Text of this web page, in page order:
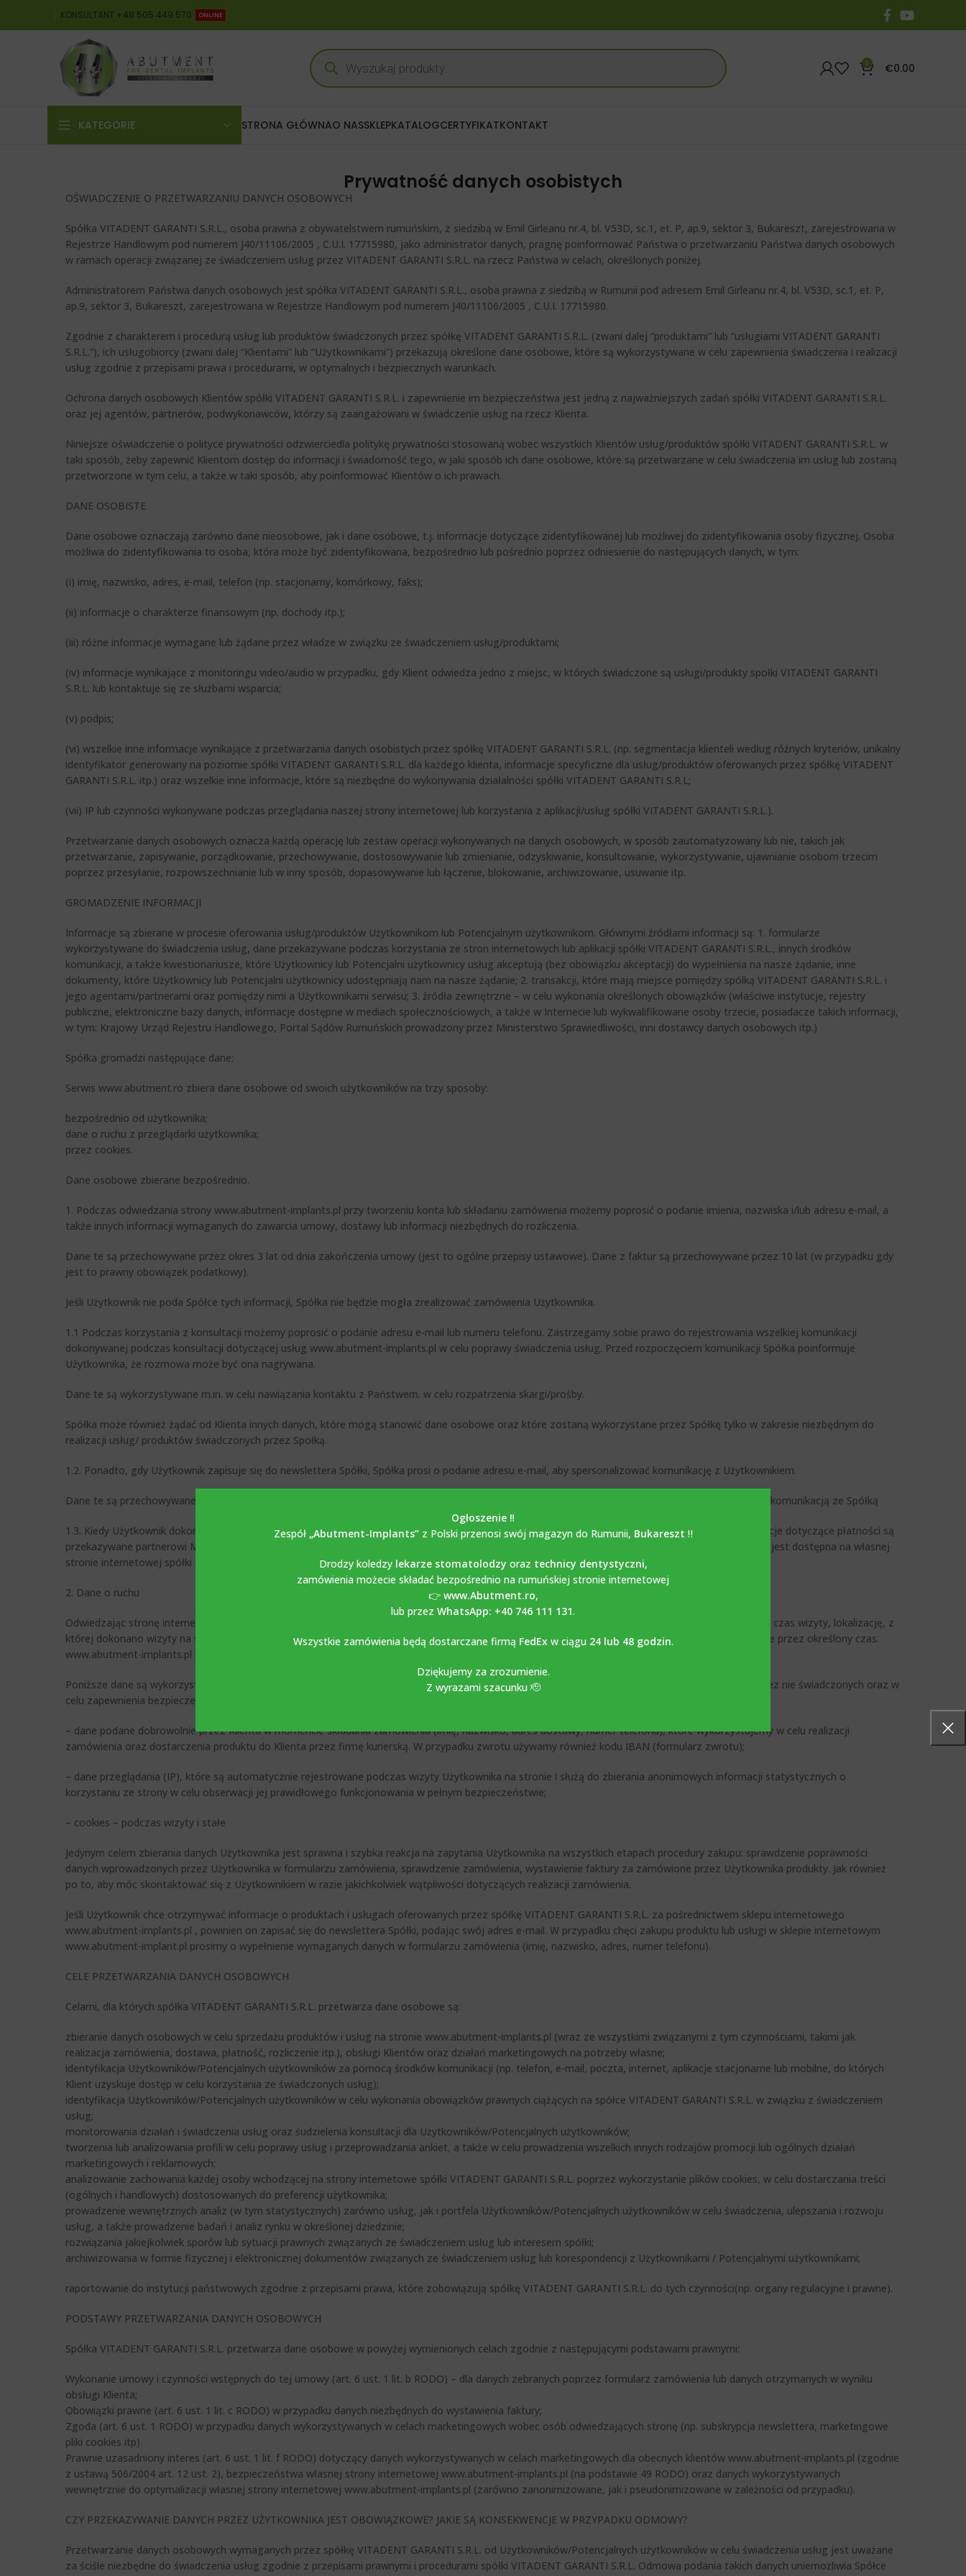
Ogłoszenie ‼️
Zespół „Abutment-Implants”z Polski przenosi swój magazyn do Rumunii, Bukareszt ‼️
Drodzy koledzy lekarze stomatolodzy oraz technicy dentystyczni,
zamówienia możecie składać bezpośrednio na rumuńskiej stronie internetowej
👉 www.Abutment.ro,
lub przez WhatsApp: +40 746 111 131.
Wszystkie zamówienia będą dostarczane firmą FedExw ciągu 24 lub 48 godzin.
Dziękujemy za zrozumienie.
Z wyrazami szacunku 🫡
KONSULTANT +48 505 449 570 ONLINE
0 €0.00
KATEGORIE STRONA GŁÓWNAO NASSKLEPKATALOGCERTYFIKATKONTAKT
Prywatność danych osobistych
OŚWIADCZENIE O PRZETWARZANIU DANYCH OSOBOWYCH
Spółka VITADENT GARANTI S.R.L., osoba prawna z obywatelstwem rumuńskim, z siedzibą w Emil Girleanu nr.4, bl. V53D, sc.1, et. P, ap.9, sektor 3, Bukareszt, zarejestrowana w
Rejestrze Handlowym pod numerem J40/11106/2005 , C.U.I. 17715980, jako administrator danych, pragnę poinformować Państwa o przetwarzaniu Państwa danych osobowych
w ramach operacji związanej ze świadczeniem usług przez VITADENT GARANTI S.R.L. na rzecz Państwa w celach, określonych poniżej.
Administratorem Państwa danych osobowych jest spółka VITADENT GARANTI S.R.L., osoba prawna z siedzibą w Rumunii pod adresem Emil Girleanu nr.4, bl. V53D, sc.1, et. P,
ap.9, sektor 3, Bukareszt, zarejestrowana w Rejestrze Handlowym pod numerem J40/11106/2005 , C.U.I. 17715980.
Zgodnie z charakterem i procedurą usług lub produktów świadczonych przez spółkę VITADENT GARANTI S.R.L. (zwani dalej “produktami” lub “usługiami VITADENT GARANTI
S.R.L.”), ich usługobiorcy (zwani dalej “Klientami” lub “Użytkownikami”) przekazują określone dane osobowe, które są wykorzystywane w celu zapewnienia świadczenia i realizacji
usług zgodnie z przepisami prawa i procedurami, w optymalnych i bezpiecznych warunkach.
Ochrona danych osobowych Klientów spółki VITADENT GARANTI S.R.L. i zapewnienie im bezpieczeństwa jest jedną z najważniejszych zadań spółki VITADENT GARANTI S.R.L.
oraz jej agentów, partnerów, podwykonawców, którzy są zaangażowani w świadczenie usług na rzecz Klienta.
Niniejsze oświadczenie o polityce prywatności odzwierciedla politykę prywatności stosowaną wobec wszystkich Klientów usług/produktów spółki VITADENT GARANTI S.R.L. w
taki sposób, żeby zapewnić Klientom dostęp do informacji i świadomość tego, w jaki sposób ich dane osobowe, które są przetwarzane w celu świadczenia im usług lub zostaną
przetworzone w tym celu, a także w taki sposób, aby poinformować Klientów o ich prawach.
DANE OSOBISTE
Dane osobowe oznaczają zarówno dane nieosobowe, jak i dane osobowe, t.j. informacje dotyczące zidentyfikowanej lub możliwej do zidentyfikowania osoby fizycznej. Osoba
możliwa do zidentyfikowania to osoba, która może być zidentyfikowana, bezpośrednio lub pośrednio poprzez odniesienie do następujących danych, w tym:
(i) imię, nazwisko, adres, e-mail, telefon (np. stacjonarny, komórkowy, faks);
(ii) informacje o charakterze finansowym (np. dochody itp.);
(iii) różne informacje wymagane lub żądane przez władze w związku ze świadczeniem usług/produktami;
(iv) informacje wynikające z monitoringu video/audio w przypadku, gdy Klient odwiedza jedno z miejsc, w których świadczone są usługi/produkty społki VITADENT GARANTI
S.R.L. lub kontaktuje się ze służbami wsparcia;
(v) podpis;
(vi) wszelkie inne informacje wynikające z przetwarzania danych osobistych przez spółkę VITADENT GARANTI S.R.L. (np. segmentacja klienteli według różnych kryteriów, unikalny
identyfikator generowany na poziomie spółki VITADENT GARANTI S.R.L. dla każdego klienta, informacje specyficzne dla usług/produktów oferowanych przez spółkę VITADENT
GARANTI S.R.L. itp.) oraz wszelkie inne informacje, które są niezbędne do wykonywania działalności spółki VITADENT GARANTI S.R.L;
(vii) IP lub czynności wykonywane podczas przeglądania naszej strony internetowej lub korzystania z aplikacji/usług spółki VITADENT GARANTI S.R.L.).
Przetwarzanie danych osobowych oznacza każdą operację lub zestaw operacji wykonywanych na danych osobowych, w sposób zautomatyzowany lub nie, takich jak
przetwarzanie, zapisywanie, porządkowanie, przechowywanie, dostosowywanie lub zmienianie, odzyskiwanie, konsultowanie, wykorzystywanie, ujawnianie osobom trzecim
poprzez przesyłanie, rozpowszechnianie lub w inny sposób, dopasowywanie lub łączenie, blokowanie, archiwizowanie, usuwanie itp.
GROMADZENIE INFORMACJI
Informacje są zbierane w procesie oferowania usług/produktów Użytkownikom lub Potencjalnym użytkownikom. Głównymi źródłami informacji są: 1. formularze
wykorzystywane do świadczenia usług, dane przekazywane podczas korzystania ze stron internetowych lub aplikacji spółki VITADENT GARANTI S.R.L., innych środków
komunikacji, a także kwestionariusze, które Użytkownicy lub Potencjalni użytkownicy usług akceptują (bez obowiązku akceptacji) do wypełnienia na nasze żądanie, inne
dokumenty, które Użytkownicy lub Potencjalni użytkownicy udostępniają nam na nasze żądanie; 2. transakcji, które mają miejsce pomiędzy spólką VITADENT GARANTI S.R.L. i
jego agentami/partnerami oraz pomiędzy nimi a Użytkownikami serwisu; 3. źródła zewnętrzne – w celu wykonania określonych obowiązków (właściwe instytucje, rejestry
publiczne, elektroniczne bazy danych, informacje dostępne w mediach społecznościowych, a także w Internecie lub wykwalifikowane osoby trzecie, posiadacze takich informacji,
w tym: Krajowy Urząd Rejestru Handlowego, Portal Sądów Rumuńskich prowadzony przez Ministerstwo Sprawiedliwości, inni dostawcy danych osobowych itp.)
Spółka gromadzi następujące dane:
Serwis www.abutment.ro zbiera dane osobowe od swoich użytkowników na trzy sposoby:
bezpośrednio od użytkownika;
dane o ruchu z przeglądarki użytkownika;
przez cookies.
Dane osobowe zbierane bezpośrednio.
1. Podczas odwiedzania strony www.abutment-implants.pl przy tworzeniu konta lub składaniu zamówienia możemy poprosić o podanie imienia, nazwiska i/lub adresu e-mail, a
także innych informacji wymaganych do zawarcia umowy, dostawy lub informacji niezbędnych do rozliczenia.
Dane te są przechowywane przez okres 3 lat od dnia zakończenia umowy (jest to ogólne przepisy ustawowe). Dane z faktur są przechowywane przez 10 lat (w przypadku gdy
jest to prawny obowiązek podatkowy).
Jeśli Użytkownik nie poda Spółce tych informacji, Spółka nie będzie mogła zrealizować zamówienia Użytkownika.
1.1 Podczas korzystania z konsultacji możemy poprosić o podanie adresu e-mail lub numeru telefonu. Zastrzegamy sobie prawo do rejestrowania wszelkiej komunikacji
dokonywanej podczas konsultacji dotyczącej usług www.abutment-implants.pl w celu poprawy świadczenia usług. Przed rozpoczęciem komunikacji Spółka poinformuje
Użytkownika, że rozmowa może być ona nagrywana.
Dane te są wykorzystywane m.in. w celu nawiązania kontaktu z Państwem. w celu rozpatrzenia skargi/prośby.
Spółka może również żądać od Klienta innych danych, które mogą stanowić dane osobowe oraz które zostaną wykorzystane przez Spółkę tylko w zakresie niezbędnym do
realizacji usług/ produktów świadczonych przez Społką.
1.2. Ponadto, gdy Użytkownik zapisuje się do newslettera Spółki, Spółka prosi o podanie adresu e-mail, aby spersonalizować komunikację z Użytkownikiem.
Dane te są przechowywane do czasu wycofania zgody lub do czasu, gdy brak aktywności Użytkownika zostanie odebrana jako brak zainteresowania komunikacją ze Spółką
1.3. Kiedy Użytkownik dokonuje płatności. wszystkie płatności są przetwarzane przez naszych partnerów – MobilPay NETOPIA SRL, tak więć, informacje dotyczące płatności są
przekazywane partnerowi MobilPay NETOPIA SRL w celu ich przetwarzania. Polityka przetwarzania danych osobowych spółki MobilPay NETOPIA SRL jest dostępna na własnej
stronie internetowej spółki MobilPay NETOPIA SRL.
2. Dane o ruchu
Odwiedzając stronę internetową, niezależnie od urządzenia, z którego korzysta Użytkownik, ujawnia on pewne informacje o sobie, takie jak adres IP, czas wizyty, lokalizację, z
której dokonano wizyty na stronę Spółki. Strona internetowa www.abutment-implants.pl, podobnie jak inne strony internetowe, zapisuje te informacje przez określony czas.
www.abutment-implants.pl korzysta z zewnętrznych usług analizy ruchu, takich jak Google Analytics.
Poniższe dane są wykorzystywane są przez www.abutment-implants.pl wyłącznie w celu ulepszenia strony internetowej Spółki, jak również usług przez nie świadczonych oraz w
celu zapewnienia bezpieczeństwa strony internetowej Spółki:
– dane podane dobrowolnie przez Klienta w momencie składania zamówienia (imię, nazwisko, adres dostawy, numer telefonu), które wykorzystujemy w celu realizacji
zamówienia oraz dostarczenia produktu do Klienta przez firmę kurierską. W przypadku zwrotu używamy również kodu IBAN (formularz zwrotu);
– dane przeglądania (IP), które są automatycznie rejestrowane podczas wizyty Użytkownika na stronie i służą do zbierania anonimowych informacji statystycznych o
korzystaniu ze strony w celu obserwacji jej prawidłowego funkcjonowania w pełnym bezpieczeństwie;
– cookies – podczas wizyty i stałe
Jedynym celem zbierania danych Użytkownika jest sprawna i szybka reakcja na zapytania Użytkownika na wszystkich etapach procedury zakupu: sprawdzenie poprawności
danych wprowadzonych przez Użytkownika w formularzu zamówienia, sprawdzenie zamówienia, wystawienie faktury za zamówione przez Użytkownika produkty. Jak również
po to, aby móc skontaktować się z Użytkownikiem w razie jakichkolwiek wątpliwości dotyczących realizacji zamówienia.
Jeśli Użytkownik chce otrzymywać informacje o produktach i usługach oferowanych przez spółkę VITADENT GARANTI S.R.L. za pośrednictwem sklepu internetowego
www.abutment-implants.pl , powinien on zapisać się do newslettera Spółki, podając swój adres e-mail. W przypadku chęci zakupu produktu lub usługi w sklepie internetowym
www.abutment-implant.pl prosimy o wypełnienie wymaganych danych w formularzu zamówienia (imię, nazwisko, adres, numer telefonu).
CELE PRZETWARZANIA DANYCH OSOBOWYCH
Celami, dla których spółka VITADENT GARANTI S.R.L. przetwarza dane osobowe są:
zbieranie danych osobowych w celu sprzedażu produktów i usług na stronie www.abutment-implants.pl (wraz ze wszystkimi związanymi z tym czynnościami, takimi jak
realizacja zamówienia, dostawa, płatność, rozliczenie itp.), obsługi Klientów oraz działań marketingowych na potrzeby własne;
identyfikacja Użytkowników/Potencjalnych użytkowników za pomocą środków komunikacji (np. telefon, e-mail, poczta, internet, aplikacje stacjonarne lub mobilne, do których
Klient uzyskuje dostęp w celu korzystania ze świadczonych usług);
identyfikacja Użytkowników/Potencjalnych użytkowników w celu wykonania obowiązków prawnych ciążących na spółce VITADENT GARANTI S.R.L. w związku z świadczeniem
usług;
monitorowania działań i świadczenia usług oraz śudzielenia konsultacji dla Użytkowników/Potencjalnych użytkowników;
tworzenia lub analizowania profili w celu poprawy usług i przeprowadzania ankiet, a także w celu prowadzenia wszelkich innych rodzajów promocji lub ogólnych działań
marketingowych i reklamowych;
analizowanie zachowania każdej osoby wchodzącej na strony internetowe spółki VITADENT GARANTI S.R.L. poprzez wykorzystanie plików cookies, w celu dostarczania treści
(ogólnych i handlowych) dostosowanych do preferencji użytkownika;
prowadzenie wewnętrznych analiz (w tym statystycznych) zarówno usług, jak i portfela Użytkowników/Potencjalnych użytkowników w celu świadczenia, ulepszania i rozwoju
usług, a także prowadzenie badań i analiz rynku w określonej dziedzinie;
rozwiązania jakiejkolwiek sporów lub sytuacji prawnych związanych ze świadczeniem usług lub interesem spółki;
archiwizowania w formie fizycznej i elektronicznej dokumentów związanych ze świadczeniem usług lub korespondencji z Użytkownikami / Potencjalnymi użytkownikami;
raportowanie do instytucji państwowych zgodnie z przepisami prawa, które zobowiązują spółkę VITADENT GARANTI S.R.L. do tych czynności(np. organy regulacyjne i prawne).
PODSTAWY PRZETWARZANIA DANYCH OSOBOWYCH
Spółka VITADENT GARANTI S.R.L. przetwarza dane osobowe w powyżej wymienionych celach zgodnie z następującymi podstawami prawnymi:
Wykonanie umowy i czynności wstępnych do tej umowy (art. 6 ust. 1 lit. b RODO) – dla danych zebranych poprzez formularz zamówienia lub danych otrzymanych w wyniku
obsługi Klienta;
Obowiązki prawne (art. 6 ust. 1 lit. c RODO) w przypadku danych niezbędnych do wystawienia faktury;
Zgoda (art. 6 ust. 1 RODO) w przypadku danych wykorzystywanych w celach marketingowych wobec osób odwiedzających stronę (np. subskrypcja newslettera, marketingowe
pliki cookies itp)
Prawnie uzasadniony interes (art. 6 ust. 1 lit. f RODO) dotyczący danych wykorzystywanych w celach marketingowych dla obecnych klientów www.abutment-implants.pl (zgodnie
z ustawą 506/2004 art. 12 ust. 2), bezpieczeństwa własnej strony internetowej www.abutment-implants.pl (na podstawie 49 RODO) oraz danych wykorzystywanych
wewnętrznie do optymalizacji własnej strony internetowej www.abutment-implants.pl (zarówno zanonimizowane, jak i pseudonimizowane w zależności od przypadku).
CZY PRZEKAZYWANIE DANYCH PRZEZ UŻYTKOWNIKA JEST OBOWIĄZKOWE? JAKIE SĄ KONSEKWENCJE W PRZYPADKU ODMOWY?
Przetwarzanie danych osobowych wymaganych przez spółkę VITADENT GARANTI S.R.L. od Użytkowników/Potencjalnych użytkowników w celu świadczenia usług jest uważane
za ściśle niezbędne do świadczenia usług zgodnie z przepisami prawnymi i procedurami spółki VITADENT GARANTI S.R.L. Odmowa podania takich danych uniemożliwia Spółce